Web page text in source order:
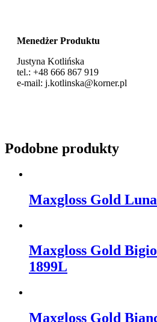
Menedżer Produktu
Justyna Kotlińska
tel.: +48 666 867 919
e-mail: j.kotlinska@korner.pl
Podobne produkty
Maxgloss Gold
Maxgloss Gold
1899L
Maxgloss Gold